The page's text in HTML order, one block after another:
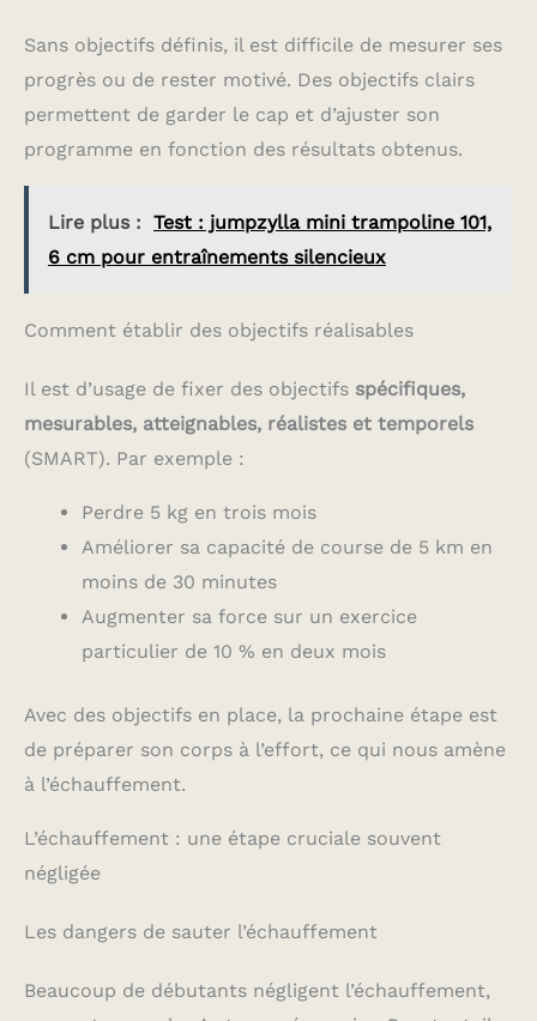
Sans objectifs définis, il est difficile de mesurer ses
progrès ou de rester motivé. Des objectifs clairs
permettent de garder le cap et d’ajuster son
programme en fonction des résultats obtenus.
Lire plus : Test : jumpzylla mini trampoline 101,
6 cm pour entraînements silencieux
Comment établir des objectifs réalisables
Il est d’usage de fixer des objectifs spécifiques,
mesurables, atteignables, réalistes et temporels
(SMART). Par exemple :
Perdre 5 kg en trois mois
Améliorer sa capacité de course de 5 km en
moins de 30 minutes
Augmenter sa force sur un exercice
particulier de 10 % en deux mois
Avec des objectifs en place, la prochaine étape est
de préparer son corps à l’effort, ce qui nous amène
à l’échauffement.
L’échauffement : une étape cruciale souvent
négligée
Les dangers de sauter l’échauffement
Beaucoup de débutants négligent l’échauffement,